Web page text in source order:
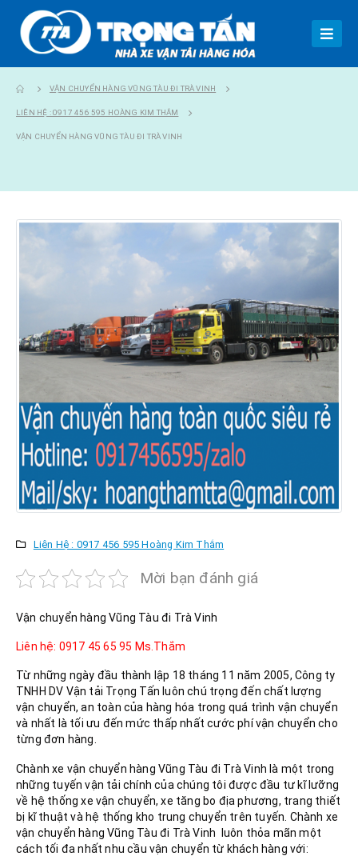
VẬN CHUYỂN HÀNG VŨNG TÀU ĐI TRÀ VINH
LIÊN HỆ : 0917 456 595 HOÀNG KIM THẮM
VẬN CHUYỂN HÀNG VŨNG TÀU ĐI TRÀ VINH
Liên Hệ : 0917 456 595 Hoàng Kim Thắm
Mời bạn đánh giá
Vận chuyển hàng Vũng Tàu đi Trà Vinh
Liên hệ: 0917 45 65 95 Ms.Thắm
Từ những ngày đầu thành lập 18 tháng 11 năm 2005, Công ty
TNHH DV Vận tải Trọng Tấn luôn chú trọng đến chất lượng
vận chuyển, an toàn của hàng hóa trong quá trình vận chuyển
và nhất là tối ưu đến mức thấp nhất cước phí vận chuyển cho
từng đơn hàng.
Chành xe vận chuyển hàng Vũng Tàu đi Trà Vinh là một trong
những tuyến vận tải chính của chúng tôi được đầu tư kĩ lưỡng
về hệ thống xe vận chuyển, xe tăng bo địa phương, trang thiết
bị kĩ thuật và hệ thống kho trung chuyển trên tuyến. Chành xe
vận chuyển hàng Vũng Tàu đi Trà Vinh luôn thỏa mãn một
cách tối đa nhất nhu cầu vận chuyển từ khách hàng với: